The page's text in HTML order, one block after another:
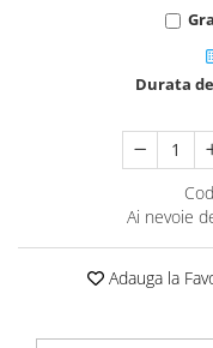
Durata
Ai nevoie
Adauga la